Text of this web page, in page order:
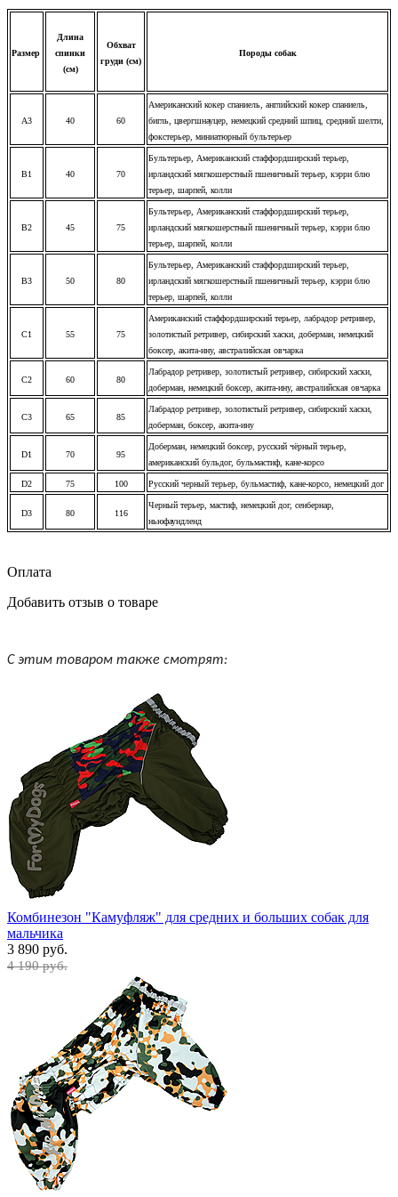
Размер
Длина
спинки
(см)
Обхват
груди (см)
Породы собак
A3 40 60
Американский кокер спаниель, английский кокер спаниель,
бигль, цвергшнауцер, немецкий средний шпиц, средний шелти,
фокстерьер, миниатюрный бультерьер
B1 40 70
Бультерьер, Американский стаффордширский терьер,
ирландский мягкошерстный пшеничный терьер, кэрри блю
терьер, шарпей, колли
B2 45 75
Бультерьер, Американский стаффордширский терьер,
ирландский мягкошерстный пшеничный терьер, кэрри блю
терьер, шарпей, колли
B3 50 80
Бультерьер, Американский стаффордширский терьер,
ирландский мягкошерстный пшеничный терьер, кэрри блю
терьер, шарпей, колли
C1 55 75
Американский стаффордширский терьер, лабрадор ретривер,
золотистый ретривер, сибирский хаски, доберман, немецкий
боксер, акита-ину, австралийская овчарка
C2 60 80
Лабрадор ретривер, золотистый ретривер, сибирский хаски,
доберман, немецкий боксер, акита-ину, австралийская овчарка
C3 65 85
Лабрадор ретривер, золотистый ретривер, сибирский хаски,
доберман, боксер, акита-ину
D1 70 95
Доберман, немецкий боксер, русский чёрный терьер,
американский бульдог, бульмастиф, кане-корсо
D2 75 100 Русский черный терьер, бульмастиф, кане-корсо, немецкий дог
D3 80 116
Черный терьер, мастиф, немецкий дог, сенбернар,
ньюфаундленд
Оплата
Добавить отзыв о товаре
С этим товаром также смотрят:
Комбинезон "Камуфляж" для средних и больших собак для
мальчика
3 890 руб.
4 190 руб.